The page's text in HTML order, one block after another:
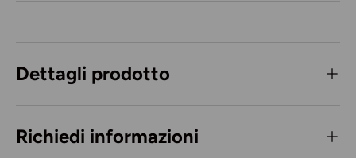
Dettagli prodotto
Richiedi informazioni